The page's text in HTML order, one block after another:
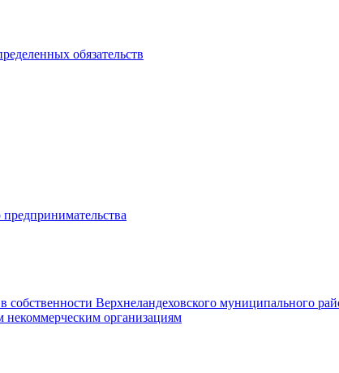
обязательств
Верхнеландеховского муниципального
организациям